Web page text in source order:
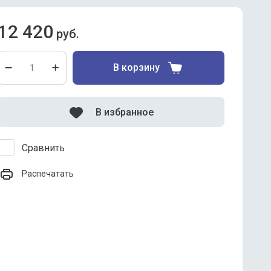
420 руб.
В корзину
Сравнить
В избранное
Распечатать